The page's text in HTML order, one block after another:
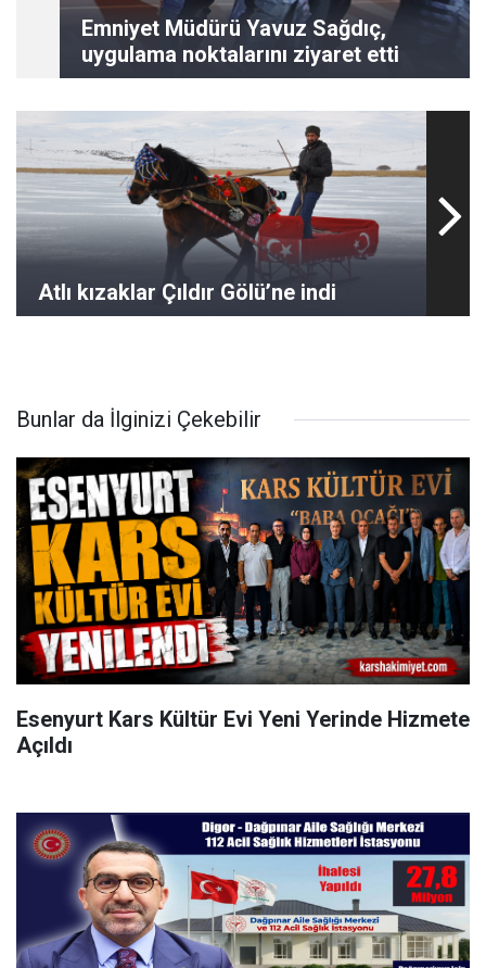
Emniyet Müdürü Yavuz Sağdıç,
uygulama noktalarını ziyaret etti
Atlı kızaklar Çıldır Gölü’ne indi
Bunlar da İlginizi Çekebilir
Esenyurt Kars Kültür Evi Yeni Yerinde Hizmete
Açıldı